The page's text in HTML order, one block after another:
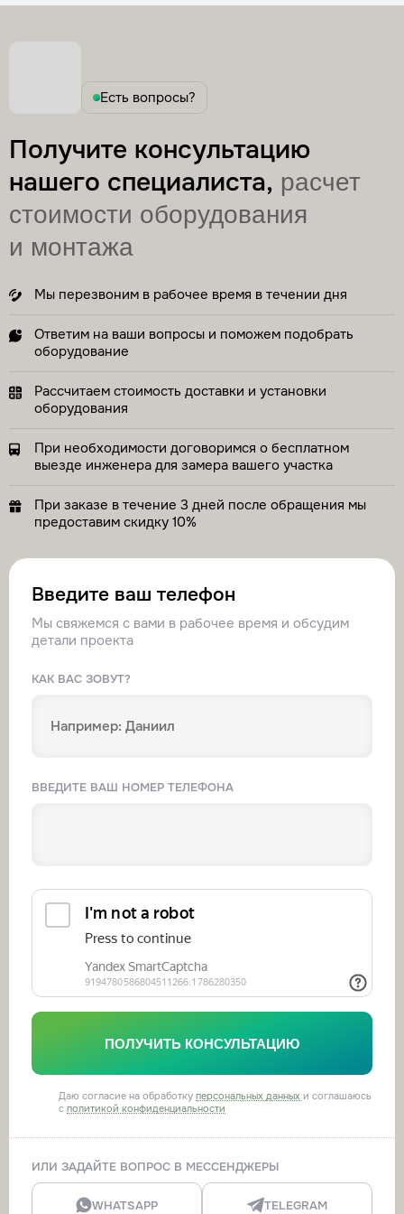
Стоимость
по запросу
Монтаж фильтра обезжелезивания
Заказать
Монтаж умягчителя воды
Трудозатраты
Стоимость
Установка системы обратного осмоса
Трудозатраты
Стоимость
по запросу
Заказать
Комплексная система фильтрации под ключ
Стоимость
по запросу
Заказать
Установка магистральных фильтров
Трудозатраты
1–2 часа
Стоимость
по запросу
Подключение к системе водоснабжения
Заказать
Стоимость
по запросу
Заказать
Замена фильтрующих элементов
(обслуживание)
Трудозатраты
1 час
Годовое сервисное обслуживание системы
Трудозатраты
1–2 визита
Стоимость
по запросу
Заказать
Есть вопросы?
Получите консультацию
нашего специалиста, расчет
стоимости оборудования
и монтажа
Мы перезвоним в рабочее время в течении дня
Ответим на ваши вопросы и поможем подобрать
оборудование
Рассчитаем стоимость доставки и установки
оборудования
При необходимости договоримся о бесплатном
выезде инженера для замера вашего участка
При заказе в течение 3 дней после обращения мы
предоставим скидку 10%
Введите ваш телефон
Мы свяжемся с вами в рабочее время и обсудим
детали проекта
КАК ВАС ЗОВУТ?
ВВЕДИТЕ ВАШ НОМЕР ТЕЛЕФОНА
ПОЛУЧИТЬ КОНСУЛЬТАЦИЮ
Даю согласие на обработку персональных данных и соглашаюсь
с политикой конфиденциальности
ИЛИ ЗАДАЙТЕ ВОПРОС В МЕССЕНДЖЕРЫ
WHATSAPP TELEGRAM